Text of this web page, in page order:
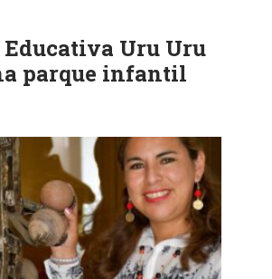
Uru Uru
parque infantil